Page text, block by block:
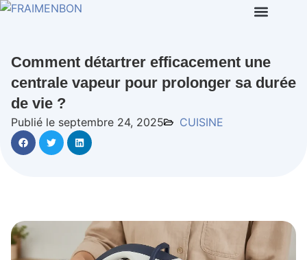
Comment détartrer efficacement une
centrale vapeur pour prolonger sa durée
de vie ?
Publié le septembre 24, 2025 CUISINE